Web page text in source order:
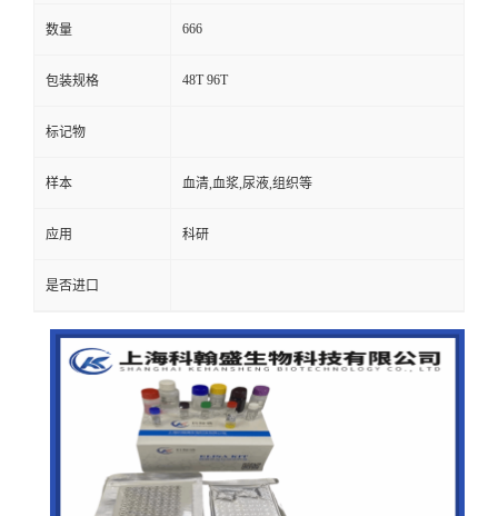
数量 666
包装规格 48T 96T
标记物
样本 血清,血浆,尿液,组织等
应用 科研
是否进口